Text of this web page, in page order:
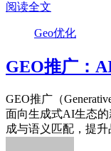
阅读全文
Geo优化
GEO推广：
GEO推广（
面向生成式AI生态
成与语义匹配，提